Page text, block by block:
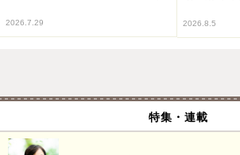
2026.7.29 2026.8.5
特集・連載